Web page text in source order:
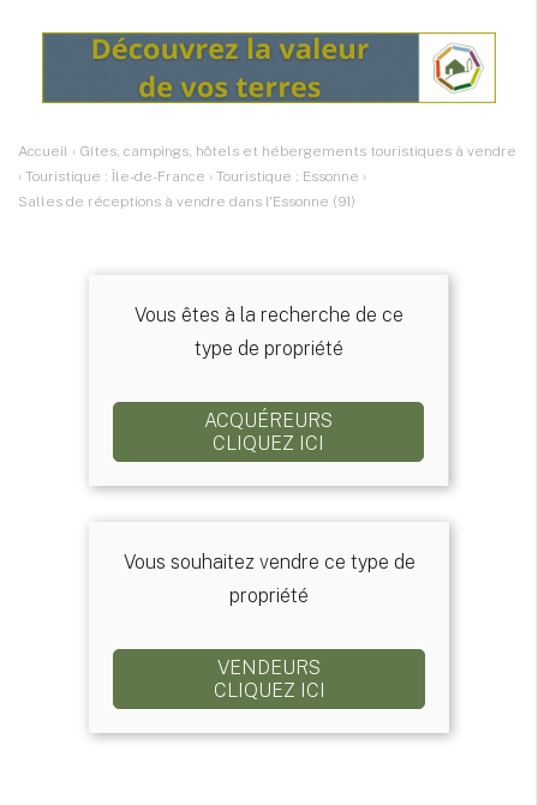
Accueil › Gîtes, campings, hôtels et hébergements touristiques à vendre
› Touristique : Île-de-France › Touristique : Essonne ›
Salles de réceptions à vendre dans l'Essonne (91)
Vous êtes à la recherche de ce
type de propriété
ACQUÉREURS
CLIQUEZ ICI
Vous souhaitez vendre ce type de
propriété
VENDEURS
CLIQUEZ ICI